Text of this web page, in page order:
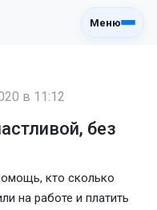
Меню
в 11:12
без
кто сколько
на работе и платить